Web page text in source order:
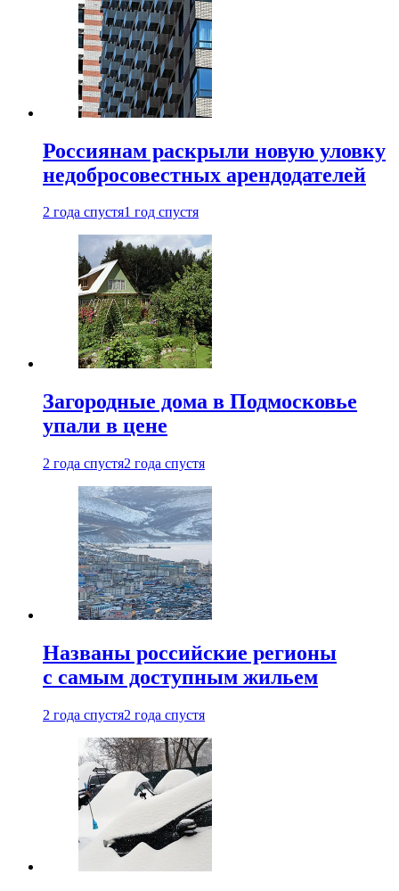
Россиянам раскрыли новую уловку
недобросовестных арендодателей
2 года спустя1 год спустя
Загородные дома в Подмосковье
упали в цене
2 года спустя2 года спустя
Названы российские регионы
с самым доступным жильем
2 года спустя2 года спустя